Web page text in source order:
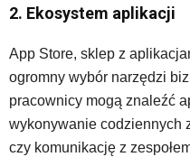
2. Ekosystem aplikacji
App Store, sklep z
ogromny wybór narzędzi
pracownicy mogą znaleźć
wykonywanie codziennych
czy komunikację z